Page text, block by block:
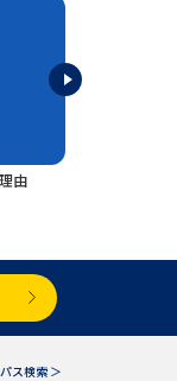
大学検索
生制度特集
由
ス検索 ＞